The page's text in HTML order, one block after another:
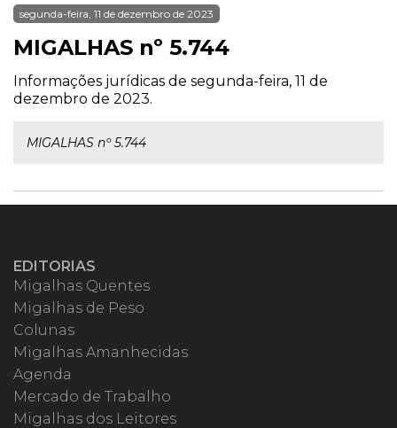
segunda-feira, 11 de dezembro de 2023
MIGALHAS nº 5.744
Informações jurídicas de segunda-feira, 11 de
dezembro de 2023.
MIGALHAS nº 5.744
EDITORIAS
Migalhas Quentes
Migalhas de Peso
Colunas
Migalhas Amanhecidas
Agenda
Mercado de Trabalho
Migalhas dos Leitores